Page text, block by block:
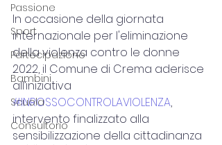
Passione
Sport
Partecipazione
Bambini
Scuola
Consultorio
In occasione della giornata
internazionale per l'eliminazione
della violenza contro le donne
2022, il Comune di Crema aderisce
all’iniziativa
#INROSSOCONTROLAVIOLENZA,
intervento finalizzato alla
sensibilizzazione della cittadinanza